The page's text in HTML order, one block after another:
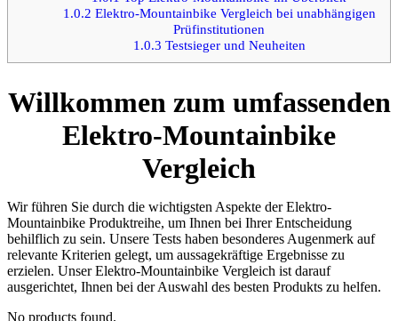
1.0.2 Elektro-Mountainbike Vergleich bei unabhängigen
Prüfinstitutionen
1.0.3 Testsieger und Neuheiten
Willkommen zum umfassenden
Elektro-Mountainbike
Vergleich
Wir führen Sie durch die wichtigsten Aspekte der Elektro-
Mountainbike Produktreihe, um Ihnen bei Ihrer Entscheidung
behilflich zu sein. Unsere Tests haben besonderes Augenmerk auf
relevante Kriterien gelegt, um aussagekräftige Ergebnisse zu
erzielen. Unser Elektro-Mountainbike Vergleich ist darauf
ausgerichtet, Ihnen bei der Auswahl des besten Produkts zu helfen.
No products found.